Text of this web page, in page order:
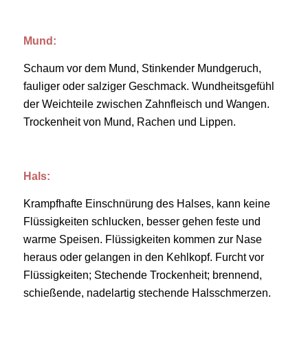
Mund:
Schaum vor dem Mund, Stinkender Mundgeruch,
fauliger oder salziger Geschmack. Wundheitsgefühl
der Weichteile zwischen Zahnfleisch und Wangen.
Trockenheit von Mund, Rachen und Lippen.
Hals:
Krampfhafte Einschnürung des Halses, kann keine
Flüssigkeiten schlucken, besser gehen feste und
warme Speisen. Flüssigkeiten kommen zur Nase
heraus oder gelangen in den Kehlkopf. Furcht vor
Flüssigkeiten; Stechende Trockenheit; brennend,
schießende, nadelartig stechende Halsschmerzen.